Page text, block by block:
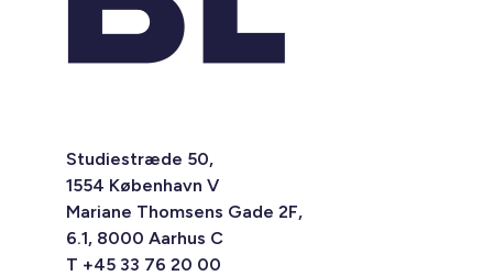
Studiestræde 50,
1554 København V
Mariane Thomsens Gade 2F,
6.1, 8000 Aarhus C
T +45 33 76 20 00